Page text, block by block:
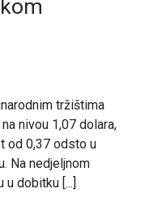
tržištima
nivou 1,07 dolara,
od 0,37 odsto u
Na nedjeljnom
dobitku [...]